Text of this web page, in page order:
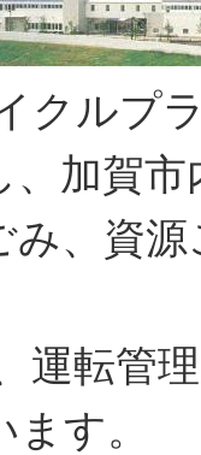
クルプ
、加賀
み、資
運転管
ます。